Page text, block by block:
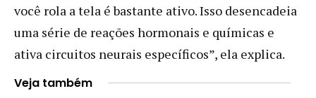
você rola a tela é bastante ativo. Isso desencadeia
uma série de reações hormonais e químicas e
ativa circuitos neurais específicos”, ela explica.
Veja também